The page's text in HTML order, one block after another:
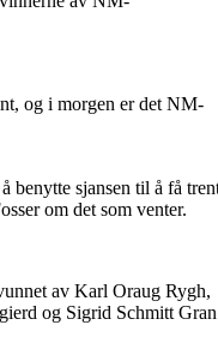
og i morgen er det NM-
benytte sjansen til å få
om det som venter.
av Karl Oraug Rygh,
og Sigrid Schmitt